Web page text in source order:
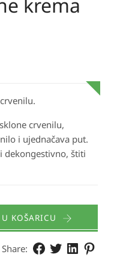
crvenilu,
i ujednačava put.
dekongestivno, štiti
KOŠARICU
Share: